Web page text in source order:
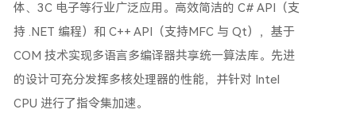
体、3C 电子等行业广泛应用。高效简洁的 C# API（支
持 .NET 编程）和 C++ API（支持MFC 与 Qt），基于
COM 技术实现多语言多编译器共享统一算法库。先进
的设计可充分发挥多核处理器的性能，并针对 Intel
CPU 进行了指令集加速。